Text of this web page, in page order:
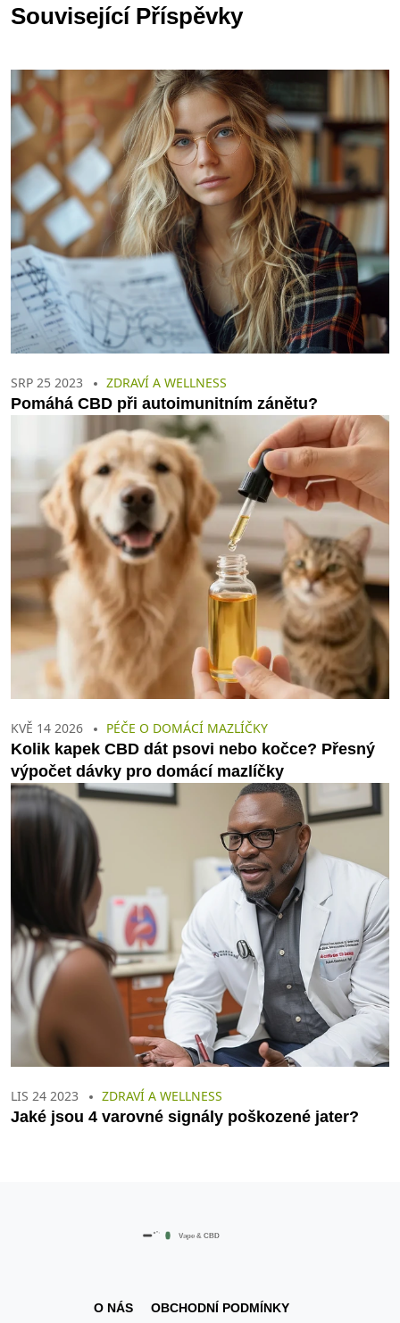
Související Příspěvky
SRP 25 2023 ZDRAVÍ A WELLNESS
Pomáhá CBD při autoimunitním zánětu?
KVĚ 14 2026 PÉČE O DOMÁCÍ MAZLÍČKY
Kolik kapek CBD dát psovi nebo kočce? Přesný
výpočet dávky pro domácí mazlíčky
LIS 24 2023 ZDRAVÍ A WELLNESS
Jaké jsou 4 varovné signály poškozené jater?
O NÁS OBCHODNÍ PODMÍNKY